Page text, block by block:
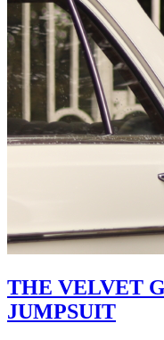
THE VELVET
JUMPSUIT